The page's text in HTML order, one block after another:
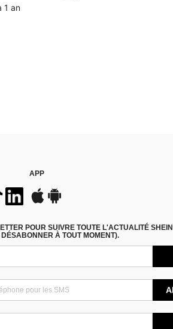
1 an
APP
POUR SUIVRE TOUTE L'ACTUALITÉ
À TOUT MOMENT).